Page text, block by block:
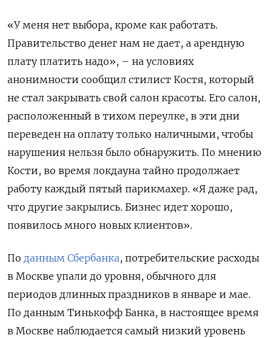
«У меня нет выбора, кроме как работать.
Правительство денег нам не дает, а арендную
плату платить надо», – на условиях
анонимности сообщил стилист Костя, который
не стал закрывать свой салон красоты. Его салон,
расположенный в тихом переулке, в эти дни
переведен на оплату только наличными, чтобы
нарушения нельзя было обнаружить. По мнению
Кости, во время локдауна тайно продолжает
работу каждый пятый парикмахер. «Я даже рад,
что другие закрылись. Бизнес идет хорошо,
появилось много новых клиентов».
По данным Сбербанка, потребительские расходы
в Москве упали до уровня, обычного для
периодов длинных праздников в январе и мае.
По данным Тинькофф Банка, в настоящее время
в Москве наблюдается самый низкий уровень